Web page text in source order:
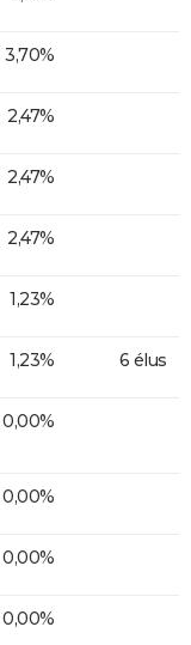
3,70%
2,47%
2,47%
2,47%
1,23%
1,23% 6 élus
0,00%
0,00%
0,00%
0,00%